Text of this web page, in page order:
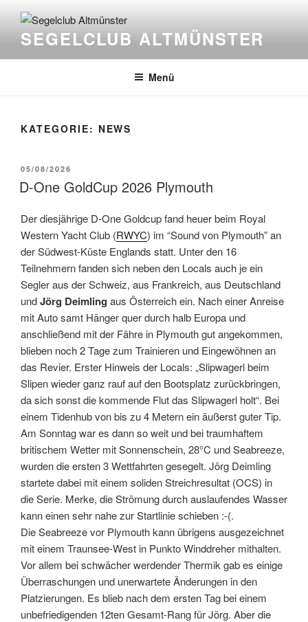
Inhalt
springenSEGELCLUB ALTMÜNSTER
Menü
KATEGORIE: NEWS
VERÖFFENTLICHT
AM
05/08/2026
D-One GoldCup 2026 Plymouth
Der diesjährige D-One Goldcup fand heuer beim Royal
Western Yacht Club (RWYC) im “Sound von Plymouth” an
der Südwest-Küste Englands statt. Unter den 16
Teilnehmern fanden sich neben den Locals auch je ein
Segler aus der Schweiz, aus Frankreich, aus Deutschland
undJörg Deimling aus Österreich ein. Nach einer Anreise
mit Auto samt Hänger quer durch halb Europa und
anschließend mit der Fähre in Plymouth gut angekommen,
blieben noch 2 Tage zum Trainieren und Eingewöhnen an
das Revier. Erster Hinweis der Locals: „Slipwagerl beim
Slipen wieder ganz rauf auf den Bootsplatz zurückbringen,
da sich sonst die kommende Flut das Slipwagerl holt“. Bei
einem Tidenhub von bis zu 4 Metern ein äußerst guter Tip.
Am Sonntag war es dann so weit und bei traumhaftem
britischem Wetter mit Sonnenschein, 28°C und Seabreeze,
wurden die ersten 3 Wettfahrten gesegelt. Jörg Deimling
startete dabei mit einem soliden Streichresultat (OCS) in
die Serie. Merke, die Strömung durch auslaufendes Wasser
kann einen sehr nahe zur Startlinie schieben :-(.
Die Seabreeze vor Plymouth kann übrigens ausgezeichnet
mit einem Traunsee-West in Punkto Winddreher mithalten.
Vor allem bei schwächer werdender Thermik gab es einige
Überraschungen und unerwartete Änderungen in den
Platzierungen. Es blieb nach dem ersten Tag bei einem
unbefriedigenden 12ten Gesamt-Rang für Jörg. Aber die